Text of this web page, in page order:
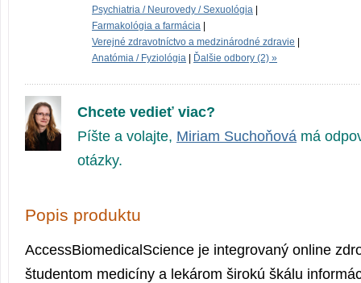
Psychiatria / Neurovedy / Sexuológia
Farmakológia a farmácia
Verejné zdravotníctvo a medzinárodné zdravie
Anatómia / Fyziológia
Ďalšie odbory (2) »
Chcete vedieť viac?
Píšte a volajte, Miriam Suchoňová má
otázky.
Popis produktu
AccessBiomedi­calScience je integrovaný online
študentom medicíny a lekárom širokú škálu